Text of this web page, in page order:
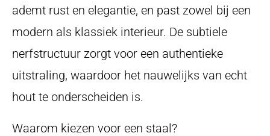
ademt rust en elegantie, en past zowel bij een
modern als klassiek interieur. De subtiele
nerfstructuur zorgt voor een authentieke
uitstraling, waardoor het nauwelijks van echt
hout te onderscheiden is.
Waarom kiezen voor een staal?